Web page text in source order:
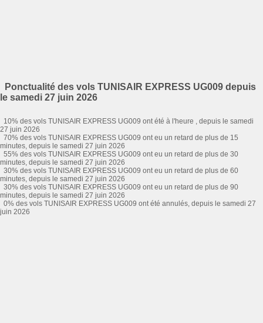
Ponctualité des vols TUNISAIR EXPRESS UG009 depuis
le samedi 27 juin 2026
10% des vols TUNISAIR EXPRESS UG009 ont été à l'heure , depuis le samedi
27 juin 2026
70% des vols TUNISAIR EXPRESS UG009 ont eu un retard de plus de 15
minutes, depuis le samedi 27 juin 2026
55% des vols TUNISAIR EXPRESS UG009 ont eu un retard de plus de 30
minutes, depuis le samedi 27 juin 2026
30% des vols TUNISAIR EXPRESS UG009 ont eu un retard de plus de 60
minutes, depuis le samedi 27 juin 2026
30% des vols TUNISAIR EXPRESS UG009 ont eu un retard de plus de 90
minutes, depuis le samedi 27 juin 2026
0% des vols TUNISAIR EXPRESS UG009 ont été annulés, depuis le samedi 27
juin 2026